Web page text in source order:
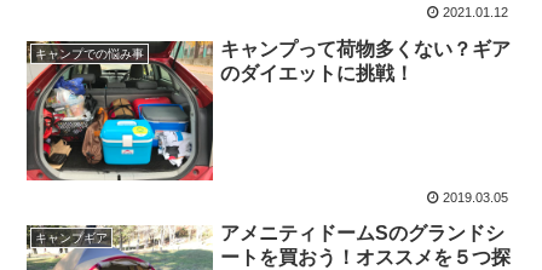
2021.01.12
キャンプでの悩み事
キャンプって荷物多くない？ギア
のダイエットに挑戦！
2019.03.05
キャンプギア
アメニティドームSのグランドシ
ートを買おう！オススメを５つ探